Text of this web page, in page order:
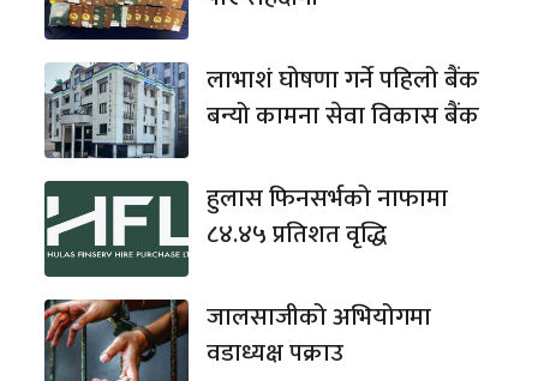
लाभाशं घोषणा गर्ने पहिलो बैंक
बन्यो कामना सेवा विकास बैंक
हुलास फिनसर्भको नाफामा
८४.४५ प्रतिशत वृद्धि
जालसाजीको अभियोगमा
वडाध्यक्ष पक्राउ